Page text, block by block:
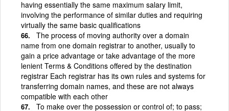
having essentially the same maximum salary limit,
involving the performance of similar duties and requiring
virtually the same basic qualifications
The process of moving authority over a domain
name from one domain registrar to another, usually to
gain a price advantage or take advantage of the more
lenient Terms & Conditions offered by the destination
registrar Each registrar has its own rules and systems for
transferring domain names, and these are not always
compatible with each other
To make over the possession or control of; to pass;